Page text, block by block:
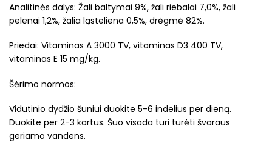
Analitinės dalys: Žali baltymai 9%, žali riebalai 7,0%, žali
pelenai 1,2%, žalia ląsteliena 0,5%, drėgmė 82%.
Priedai: Vitaminas A 3000 TV, vitaminas D3 400 TV,
vitaminas E 15 mg/kg.
Šėrimo normos:
Vidutinio dydžio šuniui duokite 5-6 indelius per dieną.
Duokite per 2-3 kartus. Šuo visada turi turėti švaraus
geriamo vandens.